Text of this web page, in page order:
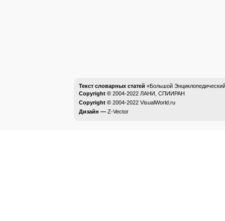
Текст словарных статей «Большой
Copyright © 2004-2022 ЛАНИ, СПИИРАН
Copyright © 2004-2022 VisualWorld.ru
Дизайн — Z-Vector